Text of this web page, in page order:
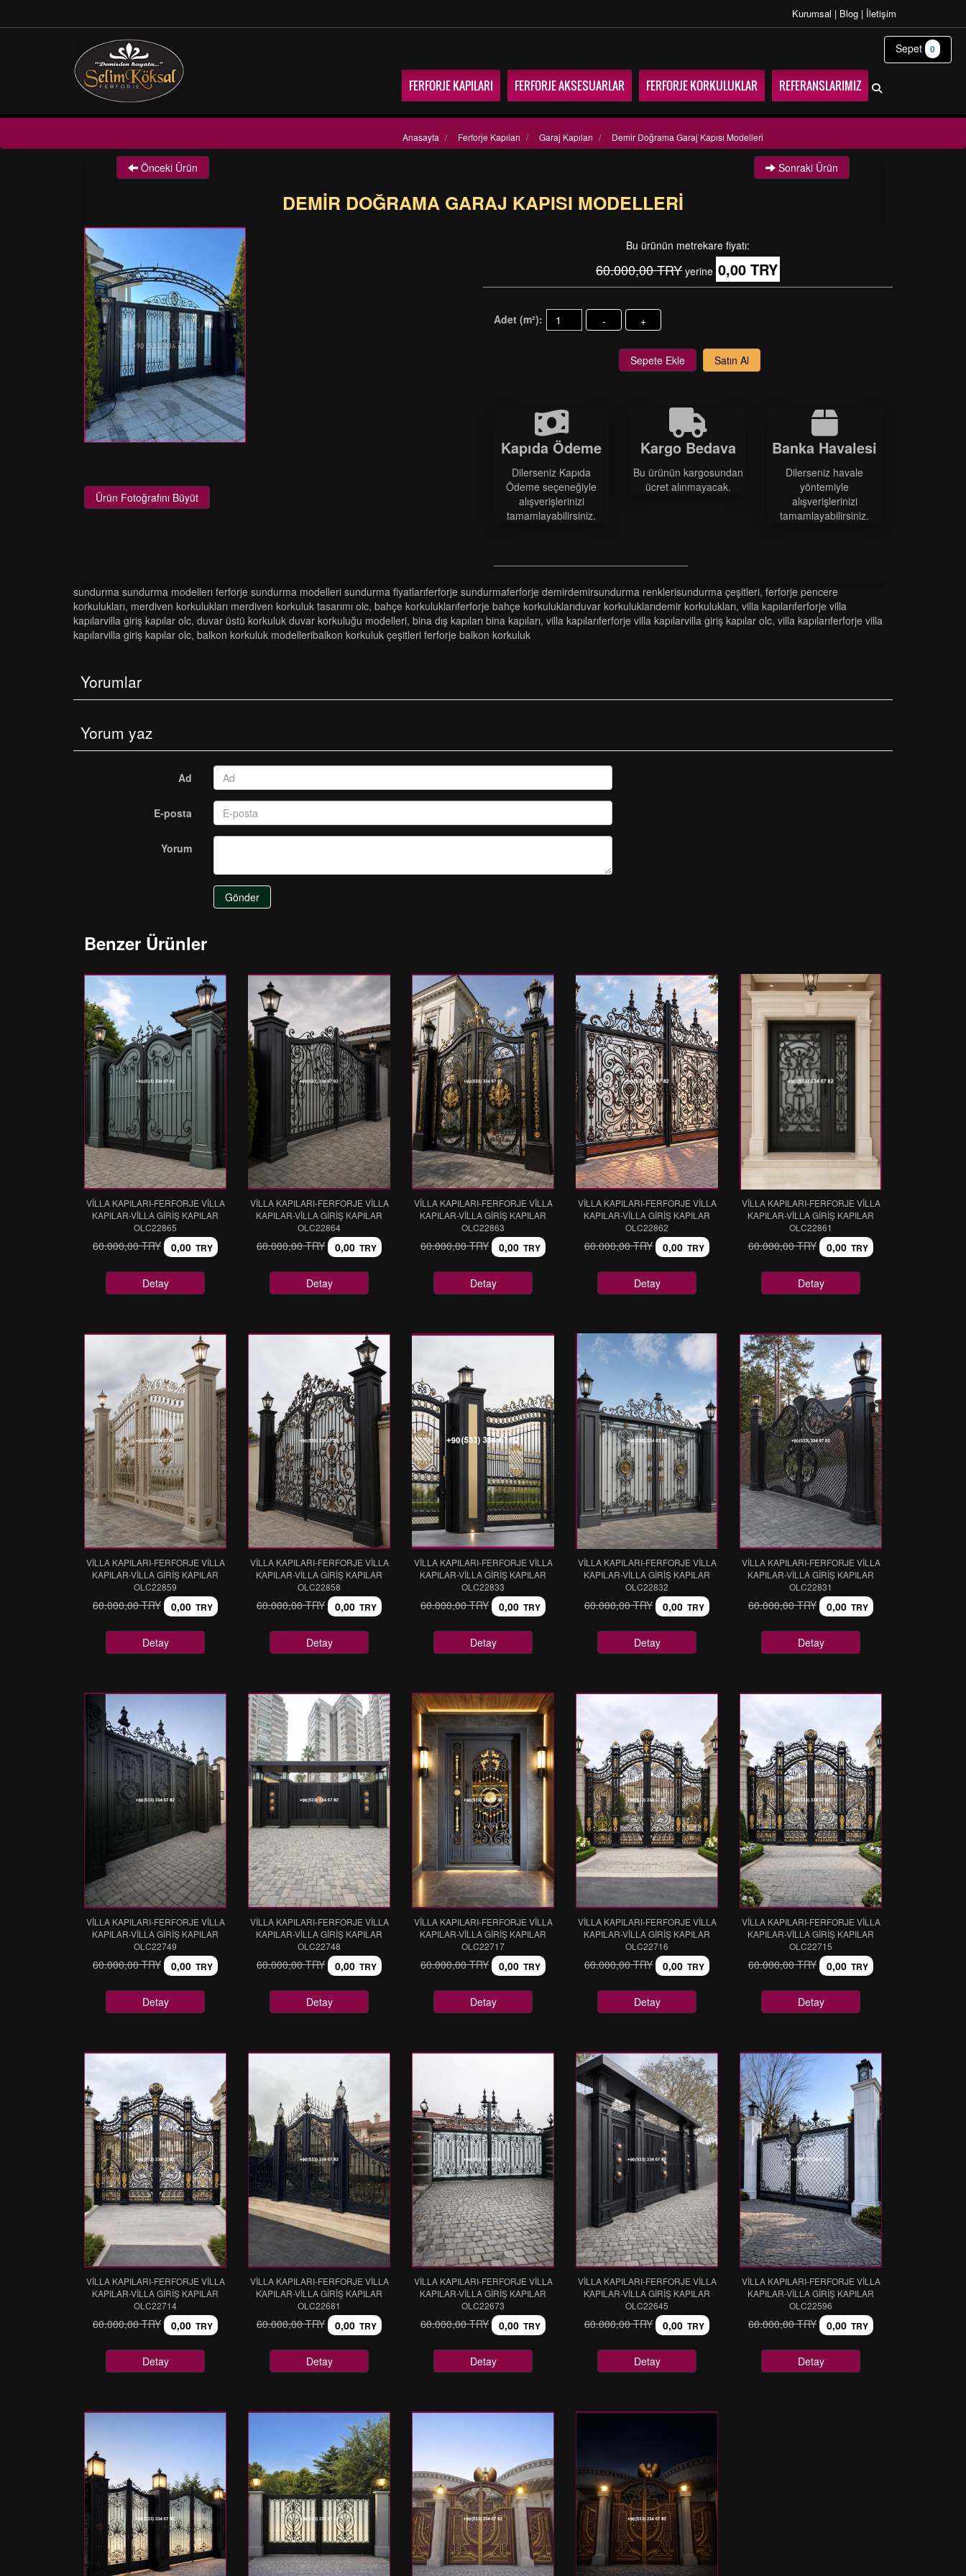
Kurumsal | Blog | İletişim
FERFORJE KAPILARI FERFORJE AKSESUARLAR FERFORJE KORKULUKLAR REFERANSLARIMIZ
Demir Doğrama Garaj Kapısı Modelleri
Garaj Kapıları /
Ferforje Kapıları /
Anasayfa /
Önceki Ürün Sonraki Ürün
DEMIR DOĞRAMA GARAJ KAPISI MODELLERI
Ürün Fotoğrafını Büyüt
Bu ürünün metrekare fiyatı:
60.000,00 TRY yerine 0,00 TRY
Adet (m²): - +
Sepete Ekle Satın Al
Kapıda Ödeme
Dilerseniz Kapıda
Ödeme seçeneğiyle
alışverişlerinizi
tamamlayabilirsiniz.
Kargo Bedava
Bu ürünün kargosundan
ücret alınmayacak.
Banka Havalesi
Dilerseniz havale
yöntemiyle
alışverişlerinizi
tamamlayabilirsiniz.
Sepet 0
sundurma sundurma modelleri ferforje sundurma modelleri̇ sundurma fi̇yatlariferforje sundurmaferforje demi̇rdemi̇rsundurma renkleri̇sundurma çeşi̇tleri̇, ferforje pencere
korkulukları, merdi̇ven korkuluklari merdi̇ven korkuluk tasarimi olc, bahçe korkuluklariferforje bahçe korkuluklariduvar korkuluklaridemi̇r korkuluklari, vi̇lla kapilariferforje vi̇lla
kapilarvi̇lla gi̇ri̇ş kapilar olc, duvar üstü korkuluk duvar korkuluğu modelleri̇, bi̇na diş kapilari bi̇na kapilari, vi̇lla kapilariferforje vi̇lla kapilarvi̇lla gi̇ri̇ş kapilar olc, vi̇lla kapilariferforje vi̇lla
kapilarvi̇lla gi̇ri̇ş kapilar olc, balkon korkuluk modelleri̇balkon korkuluk çeşi̇tleri̇ ferforje balkon korkuluk
Yorumlar
Yorum yaz
Ad
E-posta
Yorum
Gönder
Benzer Ürünler
VİLLA KAPILARI-FERFORJE VİLLA
KAPILAR-VİLLA GİRİŞ KAPILAR
OLC22865
60.000,00 TRY 0,00 TRY
Detay
VİLLA KAPILARI-FERFORJE VİLLA
KAPILAR-VİLLA GİRİŞ KAPILAR
OLC22864
60.000,00 TRY 0,00 TRY
Detay
VİLLA KAPILARI-FERFORJE VİLLA
KAPILAR-VİLLA GİRİŞ KAPILAR
OLC22863
60.000,00 TRY 0,00 TRY
Detay
VİLLA KAPILARI-FERFORJE VİLLA
KAPILAR-VİLLA GİRİŞ KAPILAR
OLC22862
60.000,00 TRY 0,00 TRY
Detay
VİLLA KAPILARI-FERFORJE VİLLA
KAPILAR-VİLLA GİRİŞ KAPILAR
OLC22861
60.000,00 TRY 0,00 TRY
Detay
VİLLA KAPILARI-FERFORJE VİLLA
KAPILAR-VİLLA GİRİŞ KAPILAR
OLC22859
60.000,00 TRY 0,00 TRY
Detay
VİLLA KAPILARI-FERFORJE VİLLA
KAPILAR-VİLLA GİRİŞ KAPILAR
OLC22858
60.000,00 TRY 0,00 TRY
Detay
VİLLA KAPILARI-FERFORJE VİLLA
KAPILAR-VİLLA GİRİŞ KAPILAR
OLC22833
60.000,00 TRY 0,00 TRY
Detay
VİLLA KAPILARI-FERFORJE VİLLA
KAPILAR-VİLLA GİRİŞ KAPILAR
OLC22832
60.000,00 TRY 0,00 TRY
Detay
VİLLA KAPILARI-FERFORJE VİLLA
KAPILAR-VİLLA GİRİŞ KAPILAR
OLC22831
60.000,00 TRY 0,00 TRY
Detay
VİLLA KAPILARI-FERFORJE VİLLA
KAPILAR-VİLLA GİRİŞ KAPILAR
OLC22749
60.000,00 TRY 0,00 TRY
Detay
VİLLA KAPILARI-FERFORJE VİLLA
KAPILAR-VİLLA GİRİŞ KAPILAR
OLC22748
60.000,00 TRY 0,00 TRY
Detay
VİLLA KAPILARI-FERFORJE VİLLA
KAPILAR-VİLLA GİRİŞ KAPILAR
OLC22717
60.000,00 TRY 0,00 TRY
Detay
VİLLA KAPILARI-FERFORJE VİLLA
KAPILAR-VİLLA GİRİŞ KAPILAR
OLC22716
60.000,00 TRY 0,00 TRY
Detay
VİLLA KAPILARI-FERFORJE VİLLA
KAPILAR-VİLLA GİRİŞ KAPILAR
OLC22715
60.000,00 TRY 0,00 TRY
Detay
VİLLA KAPILARI-FERFORJE VİLLA
KAPILAR-VİLLA GİRİŞ KAPILAR
OLC22714
60.000,00 TRY 0,00 TRY
Detay
VİLLA KAPILARI-FERFORJE VİLLA
KAPILAR-VİLLA GİRİŞ KAPILAR
OLC22681
60.000,00 TRY 0,00 TRY
Detay
VİLLA KAPILARI-FERFORJE VİLLA
KAPILAR-VİLLA GİRİŞ KAPILAR
OLC22673
60.000,00 TRY 0,00 TRY
Detay
VİLLA KAPILARI-FERFORJE VİLLA
KAPILAR-VİLLA GİRİŞ KAPILAR
OLC22645
60.000,00 TRY 0,00 TRY
Detay
VİLLA KAPILARI-FERFORJE VİLLA
KAPILAR-VİLLA GİRİŞ KAPILAR
OLC22596
60.000,00 TRY 0,00 TRY
Detay